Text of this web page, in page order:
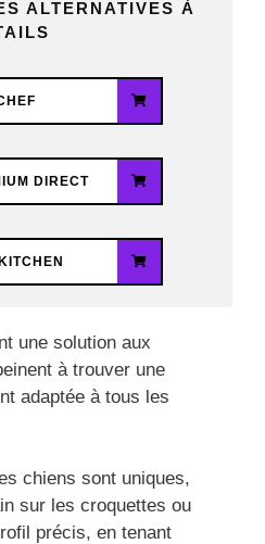
ALTERNATIVES À
DIRECT
une solution aux
à trouver une
adaptée à tous les
chiens sont uniques,
sur les croquettes ou
précis, en tenant